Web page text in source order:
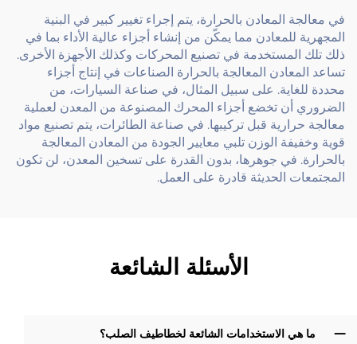
في معالجة المعادن بالحرارة، يتم إجراء تغيير كبير في البنية
المجهرية للمعادن مما يمكّن من إنشاء أجزاء عالية الأداء بما في
ذلك تلك المستخدمة في تصنيع المحركات وكذلك الأجهزة الأخرى.
تساعد المعادن المعالجة بالحرارة الصناعات في إنتاج أجزاء
محددة للغاية. على سبيل المثال، في صناعة السيارات، من
الضروري أن تخضع أجزاء المحرك المصنوعة من المعدن لعملية
معالجة حرارية قبل تركيبها. في صناعة الطائرات، يتم تصنيع مواد
قوية وخفيفة الوزن تلبي معايير الجودة من المعادن المعالجة
بالحرارة. في جوهرها، بدون القدرة على تسخين المعدن، لن تكون
المجتمعات الحديثة قادرة على العمل.
الأسئلة الشائعة
ما هي الاستخدامات الشائعة لخطاطيف الصلب؟